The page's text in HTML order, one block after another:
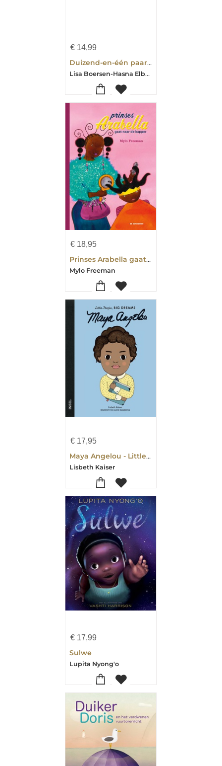
€ 14,99
Duizend-en-één paarse djellaba's
Lisa Boersen-Hasna Elbaamrani
€ 18,95
Prinses Arabella gaat naar de kapper
Mylo Freeman
€ 17,95
Maya Angelou - Little People, BIG DREAMS (Deutsche Ausgabe)
Lisbeth Kaiser
€ 17,99
Sulwe
Lupita Nyong'o